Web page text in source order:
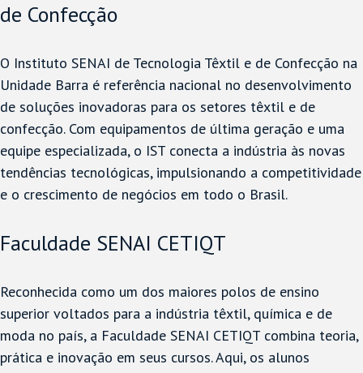
de Confecção
O Instituto SENAI de Tecnologia Têxtil e de Confecção na
Unidade Barra é referência nacional no desenvolvimento
de soluções inovadoras para os setores têxtil e de
confecção. Com equipamentos de última geração e uma
equipe especializada, o IST conecta a indústria às novas
tendências tecnológicas, impulsionando a competitividade
e o crescimento de negócios em todo o Brasil.
Faculdade SENAI CETIQT
Reconhecida como um dos maiores polos de ensino
superior voltados para a indústria têxtil, química e de
moda no país, a Faculdade SENAI CETIQT combina teoria,
prática e inovação em seus cursos. Aqui, os alunos